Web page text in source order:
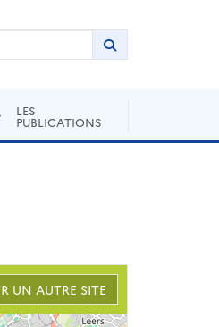
Rechercher
Lancer la
LES
PUBLICATIONS
UN AUTRE SITE